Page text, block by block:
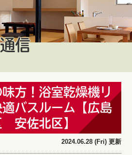
信
方！浴室乾燥機リ
バスルーム【広島
佐北区】
2024.06.28 (Fri) 更新